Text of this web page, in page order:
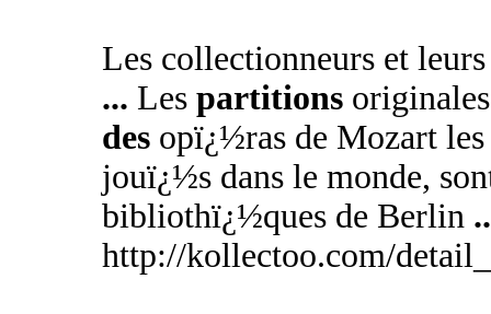
Les collectionneurs et
... Les partitions
des opï¿½ras de Mozart
jouï¿½s dans le monde,
bibliothï¿½ques de Berlin
http://kollectoo.com/